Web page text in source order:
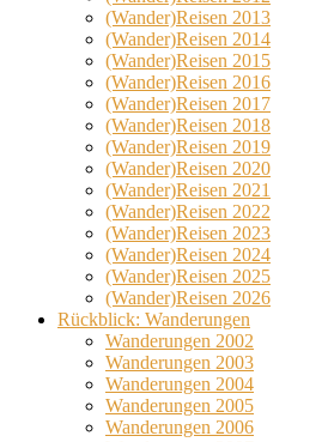
(Wander)Reisen 2013
(Wander)Reisen 2014
(Wander)Reisen 2015
(Wander)Reisen 2016
(Wander)Reisen 2017
(Wander)Reisen 2018
(Wander)Reisen 2019
(Wander)Reisen 2020
(Wander)Reisen 2021
(Wander)Reisen 2022
(Wander)Reisen 2023
(Wander)Reisen 2024
(Wander)Reisen 2025
(Wander)Reisen 2026
Rückblick: Wanderungen
Wanderungen 2002
Wanderungen 2003
Wanderungen 2004
Wanderungen 2005
Wanderungen 2006